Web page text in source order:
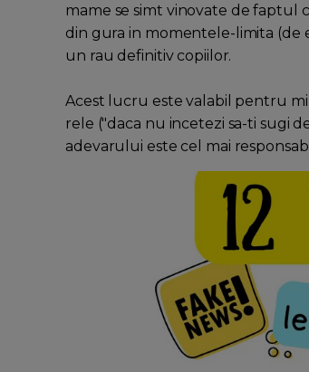
mame se simt vinovate de faptul
din gura in momentele-limita (de
un rau definitiv copiilor.
Acest lucru este valabil pentru
rele ("daca nu incetezi sa-ti sugi
adevarului este cel mai